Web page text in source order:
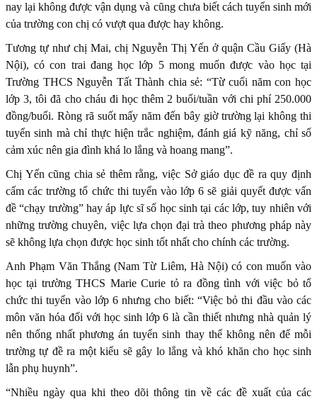
nay lại không được vận dụng và cũng chưa biết cách tuyển sinh mới
của trường con chị có vượt qua được hay không.
Tương tự như chị Mai, chị Nguyễn Thị Yến ở quận Cầu Giấy (Hà
Nội), có con trai đang học lớp 5 mong muốn được vào học tại
Trường THCS Nguyễn Tất Thành chia sẻ: “Từ cuối năm con học
lớp 3, tôi đã cho cháu đi học thêm 2 buổi/tuần với chi phí 250.000
đồng/buổi. Ròng rã suốt mấy năm đến bây giờ trường lại không thi
tuyển sinh mà chỉ thực hiện trắc nghiệm, đánh giá kỹ năng, chỉ số
cảm xúc nên gia đình khá lo lắng và hoang mang”.
Chị Yến cũng chia sẻ thêm rằng, việc Sở giáo dục đề ra quy định
cấm các trường tổ chức thi tuyển vào lớp 6 sẽ giải quyết được vấn
đề “chạy trường” hay áp lực sĩ số học sinh tại các lớp, tuy nhiên với
những trường chuyên, việc lựa chọn đại trà theo phương pháp này
sẽ không lựa chọn được học sinh tốt nhất cho chính các trường.
Anh Phạm Văn Thắng (Nam Từ Liêm, Hà Nội) có con muốn vào
học tại trường THCS Marie Curie tỏ ra đồng tình với việc bỏ tổ
chức thi tuyển vào lớp 6 nhưng cho biết: “Việc bỏ thi đầu vào các
môn văn hóa đối với học sinh lớp 6 là cần thiết nhưng nhà quản lý
nên thống nhất phương án tuyển sinh thay thế không nên để mỗi
trường tự đề ra một kiểu sẽ gây lo lắng và khó khăn cho học sinh
lẫn phụ huynh”.
“Nhiều ngày qua khi theo dõi thông tin về các đề xuất của các